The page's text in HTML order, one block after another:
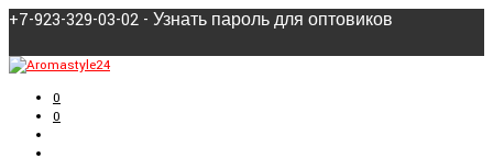
+7-923-329-03-02 - Узнать пароль для оптовиков
0
0